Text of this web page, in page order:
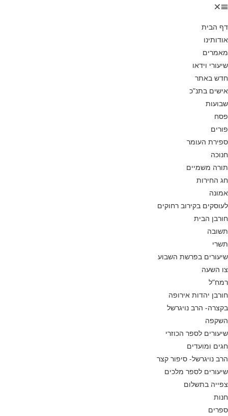
דף הבית
אודותינו
מאמרים
שיעורי וידאו
חדש באתר
אישים בתנ”כ
שבועות
פסח
פורים
ספירת העומר
חנוכה
תורה משמיים
חג החירות
אמונה
לעוסקים בקירוב רחוקים
חורבן הבית
תשובה
תשרי
שיעורים בפרשת השבוע
צו השעה
רמח”ל
חורבן יהדות אירופה
בקצרה- הרב נויגרשל
השקפה
שיעורים לספר הכוזרי
חגים ומועדים
הרב נויגרשל- סיפור קצר
שיעורים לספר מלכים
צפייה בתשלום
חנות
ספרים